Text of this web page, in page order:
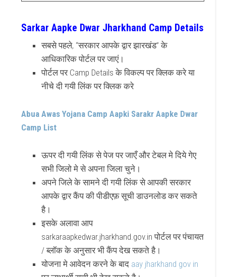
Sarkar Aapke Dwar Jharkhand Camp Details
सबसे पहले, “सरकार आपके द्वार झारखंड” के
आधिकारिक पोर्टल पर जाएं।
पोर्टल पर Camp Details के विकल्प पर क्लिक करे या
नीचे दी गयी लिंक पर क्लिक करे
Abua Awas Yojana Camp Aapki Sarakr Aapke Dwar
Camp List
ऊपर दी गयी लिंक से पेज पर जाएँ और टेबल मे दिये गेए
सभी जिलो मे से अपना जिला चुने।
अपने जिले के सामने दी गयी लिंक से आपकी सरकार
आपके द्वार कैंप की पीडीएफ़ सूची डाउनलोड कर सकते
है।
इसके अलावा आप
sarkaraapkedwar.jharkhand.gov.in पोर्टल पर पंचायत
/ ब्लॉक के अनुसार भी कैंप देख सकते है।
योजना मे आवेदन करने के बाद aay jharkhand gov in